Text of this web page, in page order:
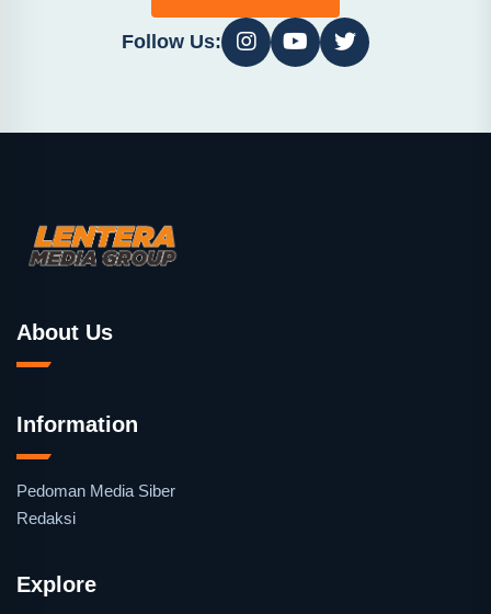
Follow Us:
About Us
Information
Pedoman Media Siber
Redaksi
Explore